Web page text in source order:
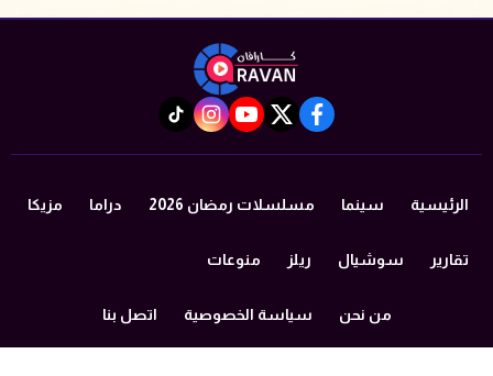
facebook
twitter
youtube
instagram
tiktok
الرئيسية سينما مسلسلات رمضان 2026 دراما مزيكا
تقارير سوشيال ريلز منوعات
من نحن سياسة الخصوصية اتصل بنا